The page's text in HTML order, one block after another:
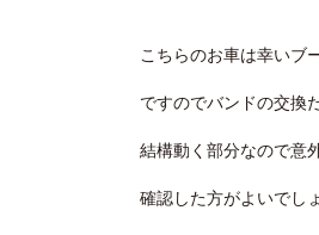
こちらのお車は幸いブ
ですのでバンドの交換
結構動く部分なので意
確認した方がよいでし